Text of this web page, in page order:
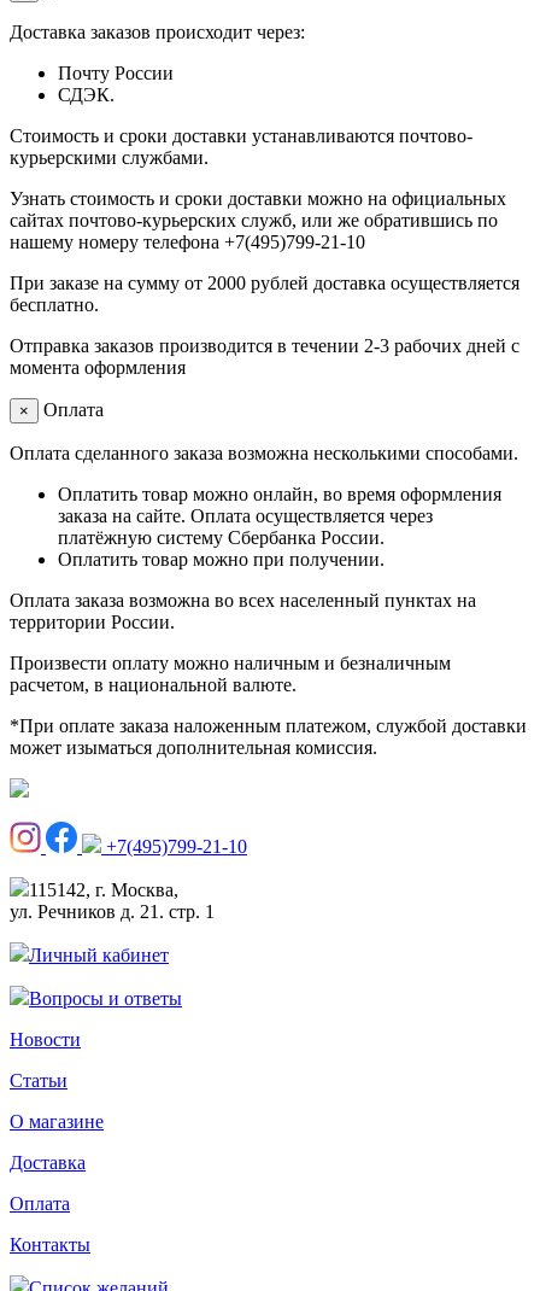
Доставка заказов происходит через:
Почту России
СДЭК.
Стоимость и сроки доставки устанавливаются почтово-
курьерскими службами.
Узнать стоимость и сроки доставки можно на официальных
сайтах почтово-курьерских служб, или же обратившись по
нашему номеру телефона +7(495)799-21-10
При заказе на сумму от 2000 рублей доставка осуществляется
бесплатно.
Отправка заказов производится в течении 2-3 рабочих дней с
момента оформления
× Оплата
Оплата сделанного заказа возможна несколькими способами.
Оплатить товар можно онлайн, во время оформления
заказа на сайте. Оплата осуществляется через
платёжную систему Сбербанка России.
Оплатить товар можно при получении.
Оплата заказа возможна во всех населенный пунктах на
территории России.
Произвести оплату можно наличным и безналичным
расчетом, в национальной валюте.
*При оплате заказа наложенным платежом, службой доставки
может изыматься дополнительная комиссия.
+7(495)799-21-10
115142, г. Москва,
ул. Речников д. 21. стр. 1
Личный кабинет
Вопросы и ответы
Новости
Статьи
О магазине
Доставка
Оплата
Контакты